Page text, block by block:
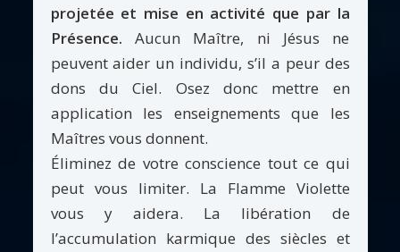
projetée et mise en activité que par la
Présence. Aucun Maître, ni Jésus ne
peuvent aider un individu, s’il a peur des
dons du Ciel. Osez donc mettre en
application les enseignements que les
Maîtres vous donnent.
Éliminez de votre conscience tout ce qui
peut vous limiter. La Flamme Violette
vous y aidera. La libération de
l’accumulation karmique des siècles et